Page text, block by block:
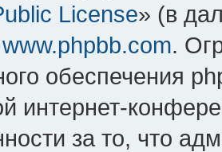
License» (в
www.phpbb.com.
обеспечения
интернет-
за то, что